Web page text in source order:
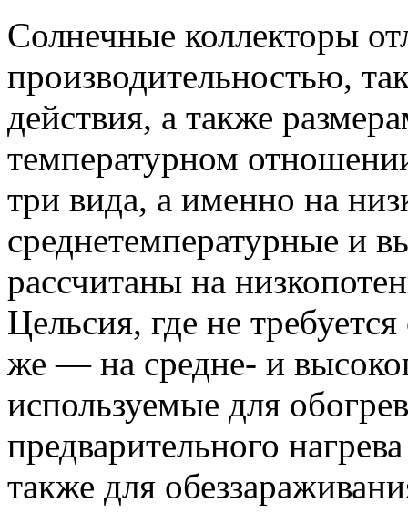
Солнечные коллекторы
производительностью,
действия, а также
температурном
три вида, а именно на
среднетемпературные и
рассчитаны на
Цельсия, где не
же — на средне- и
используемые для
предварительного
также для